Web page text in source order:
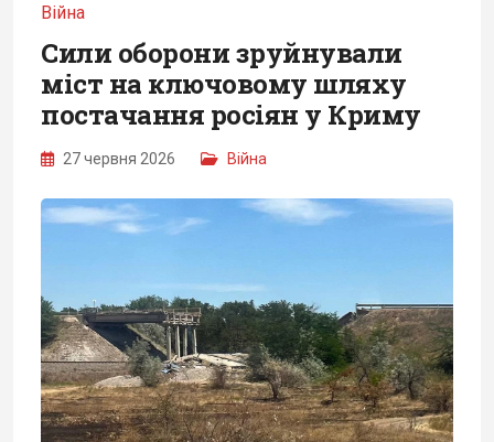
Війна
Сили оборони зруйнували
міст на ключовому шляху
постачання росіян у Криму
27 червня 2026 Війна